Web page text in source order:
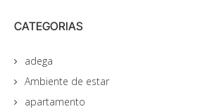
CATEGORIAS
adega
Ambiente de estar
apartamento